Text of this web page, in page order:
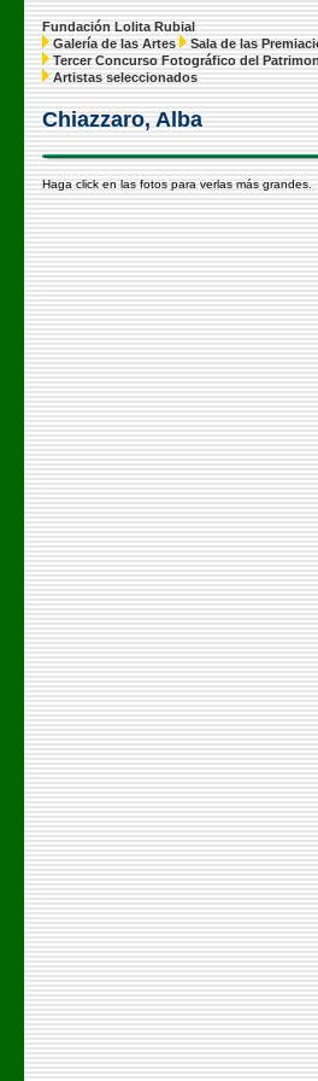
Fundación Lolita Rubial
Galería de las Artes
Sala de las
Tercer Concurso Fotográfico del
Artistas seleccionados
Chiazzaro, Alba
Haga click en las fotos para verlas más grandes.